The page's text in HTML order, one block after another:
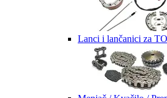
Lanci i lančanici za